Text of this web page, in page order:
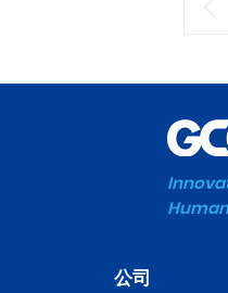
公司